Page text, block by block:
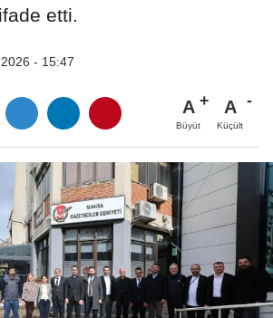
etti.
- 15:47
A
Büyüt
A
Küçült